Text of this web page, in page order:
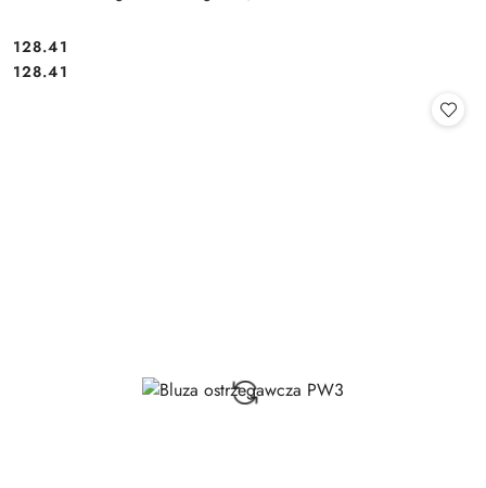
Cena:
128.41
Cena:
128.41